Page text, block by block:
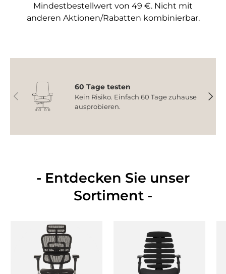
Mindestbestellwert von 49 €. Nicht mit
anderen Aktionen/Rabatten kombinierbar.
Vorherige
60 Tage testen
Kein Risiko. Einfach 60 Tage zuhause
ausprobieren.
- Entdecken Sie unser
Sortiment -